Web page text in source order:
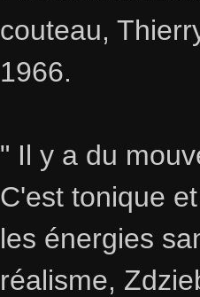
couteau,
1966.
" Il y a du
C'est tonique
les énergies
réalisme,